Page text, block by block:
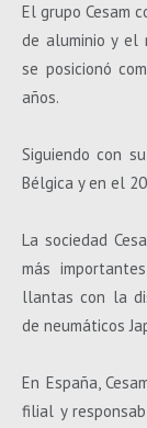
El grupo Cesam
de aluminio y el
se posicionó
años.
Siguiendo con
Bélgica y en el
La sociedad
más
llantas con la
de neumáticos
En España,
filial y